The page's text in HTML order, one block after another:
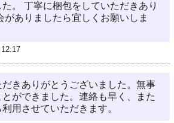
。 丁寧に梱包をしていただきあり
がありましたら宜しくお願いしま
きありがとうございました。無事
ができました。連絡も早く、また
用させていただきます。